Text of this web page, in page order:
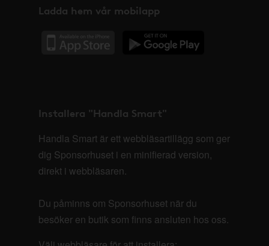
Ladda hem vår mobilapp
Installera "Handla Smart"
Handla Smart är ett webbläsartillägg som ger
dig Sponsorhuset i en minifierad version,
direkt i webbläsaren.
Du påminns om Sponsorhuset när du
besöker en butik som finns ansluten hos oss.